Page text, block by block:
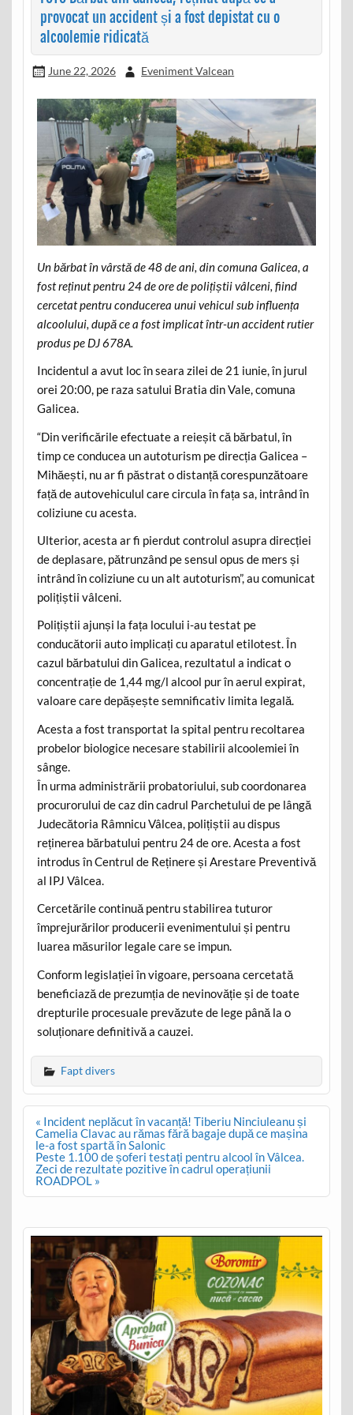
provocat un accident și a fost depistat cu o
alcoolemie ridicată
June 22, 2026 Eveniment Valcean
Un bărbat în vârstă de 48 de ani, din comuna Galicea, a
fost reținut pentru 24 de ore de polițiștii vâlceni, fiind
cercetat pentru conducerea unui vehicul sub influența
alcoolului, după ce a fost implicat într-un accident rutier
produs pe DJ 678A.
Incidentul a avut loc în seara zilei de 21 iunie, în jurul
orei 20:00, pe raza satului Bratia din Vale, comuna
Galicea.
“Din verificările efectuate a reieșit că bărbatul, în
timp ce conducea un autoturism pe direcția Galicea –
Mihăești, nu ar fi păstrat o distanță corespunzătoare
față de autovehiculul care circula în fața sa, intrând în
coliziune cu acesta.
Ulterior, acesta ar fi pierdut controlul asupra direcției
de deplasare, pătrunzând pe sensul opus de mers și
intrând în coliziune cu un alt autoturism”, au comunicat
polițiștii vâlceni.
Polițiștii ajunși la fața locului i-au testat pe
conducătorii auto implicați cu aparatul etilotest. În
cazul bărbatului din Galicea, rezultatul a indicat o
concentrație de 1,44 mg/l alcool pur în aerul expirat,
valoare care depășește semnificativ limita legală.
Acesta a fost transportat la spital pentru recoltarea
probelor biologice necesare stabilirii alcoolemiei în
sânge.
În urma administrării probatoriului, sub coordonarea
procurorului de caz din cadrul Parchetului de pe lângă
Judecătoria Râmnicu Vâlcea, polițiștii au dispus
reținerea bărbatului pentru 24 de ore. Acesta a fost
introdus în Centrul de Reținere și Arestare Preventivă
al IPJ Vâlcea.
Cercetările continuă pentru stabilirea tuturor
împrejurărilor producerii evenimentului și pentru
luarea măsurilor legale care se impun.
Conform legislației în vigoare, persoana cercetată
beneficiază de prezumția de nevinovăție și de toate
drepturile procesuale prevăzute de lege până la o
soluționare definitivă a cauzei.
Fapt divers
Post
navigation
« Incident neplăcut în vacanță! Tiberiu Ninciuleanu și
Camelia Clavac au rămas fără bagaje după ce mașina
le-a fost spartă în Salonic
Peste 1.100 de șoferi testați pentru alcool în Vâlcea.
Zeci de rezultate pozitive în cadrul operațiunii
ROADPOL »